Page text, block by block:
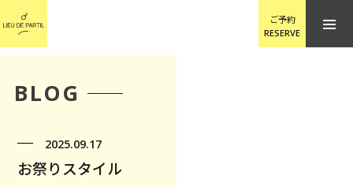
ご予約
RESERVE
BLOG
2025.09.17
お祭りスタイル